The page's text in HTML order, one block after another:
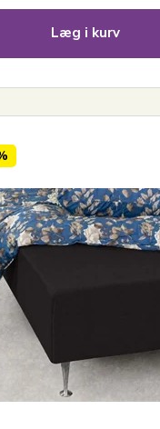
Læg i kurv